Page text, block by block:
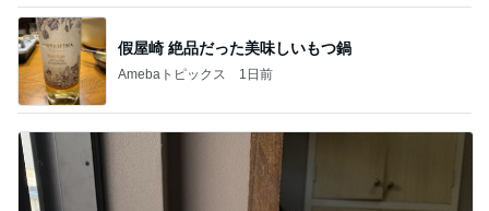
假屋崎 絶品だった美味しいもつ鍋
Amebaトピックス 1日前